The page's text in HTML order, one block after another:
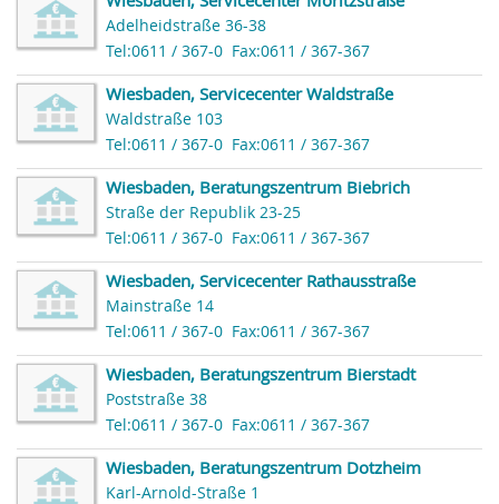
Adelheidstraße 36-38
Tel:0611 / 367-0 Fax:0611 / 367-367
Wiesbaden, Servicecenter Waldstraße
Waldstraße 103
Tel:0611 / 367-0 Fax:0611 / 367-367
Wiesbaden, Beratungszentrum Biebrich
Straße der Republik 23-25
Tel:0611 / 367-0 Fax:0611 / 367-367
Wiesbaden, Servicecenter Rathausstraße
Mainstraße 14
Tel:0611 / 367-0 Fax:0611 / 367-367
Wiesbaden, Beratungszentrum Bierstadt
Poststraße 38
Tel:0611 / 367-0 Fax:0611 / 367-367
Wiesbaden, Beratungszentrum Dotzheim
Karl-Arnold-Straße 1